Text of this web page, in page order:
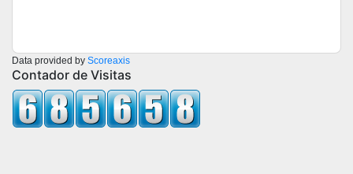
Data provided by Scoreaxis
Contador de Visitas